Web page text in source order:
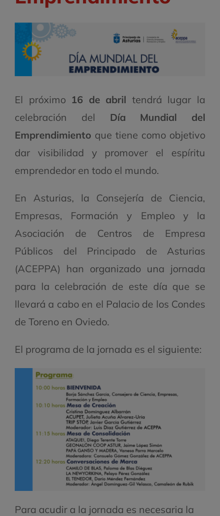
El próximo 16 de abril tendrá lugar la
celebración del Día Mundial del
Emprendimiento que tiene como objetivo
dar visibilidad y promover el espíritu
emprendedor en todo el mundo.
En Asturias, la Consejería de Ciencia,
Empresas, Formación y Empleo y la
Asociación de Centros de Empresa
Públicos del Principado de Asturias
(ACEPPA) han organizado una jornada
para la celebración de este día que se
llevará a cabo en el Palacio de los Condes
de Toreno en Oviedo.
El programa de la jornada es el siguiente:
Para acudir a la jornada es necesaria la